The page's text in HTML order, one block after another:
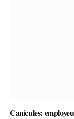
Canicules: